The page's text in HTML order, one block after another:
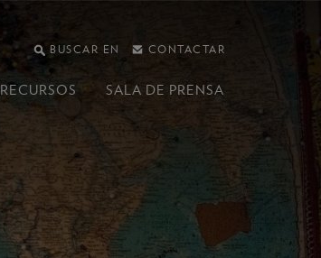
BUSCAR EN CONTACTAR
RECURSOS SALA DE PRENSA